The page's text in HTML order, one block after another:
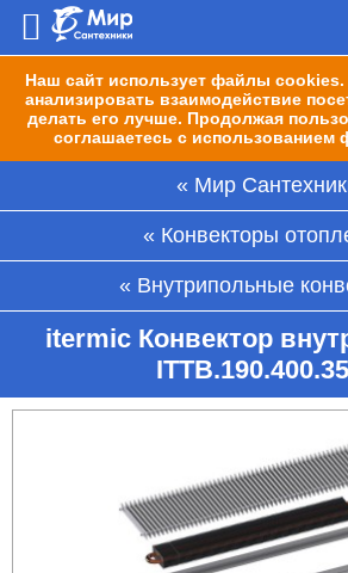
Наш сайт использует файлы cookies.
анализировать взаимодействие
делать его лучше. Продолжая
соглашаетесь с использованием
Мир
Конвекторы
Внутрипольные
itermic Конвектор